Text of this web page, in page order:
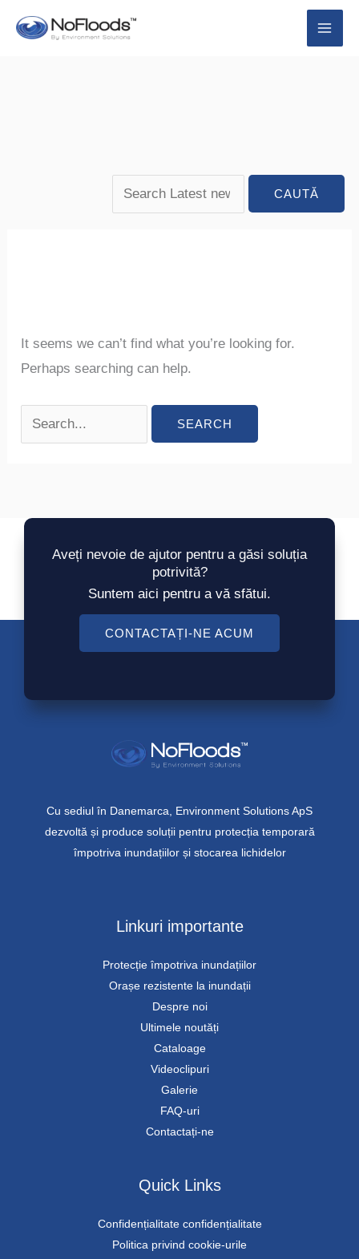
după:
It seems we can’t find what you’re looking for.
Perhaps searching can help.
for:
Aveți nevoie de ajutor pentru a găsi soluția
potrivită?
Suntem aici pentru a vă sfătui.
CONTACTAȚI-NE ACUM
Cu sediul în Danemarca, Environment Solutions ApS
dezvoltă și produce soluții pentru protecția temporară
împotriva inundațiilor și stocarea lichidelor
Linkuri importante
Protecție împotriva inundațiilor
Orașe rezistente la inundații
Despre noi
Ultimele noutăți
Cataloage
Videoclipuri
Galerie
FAQ-uri
Contactați-ne
Quick Links
Confidențialitate confidențialitate
Politica privind cookie-urile